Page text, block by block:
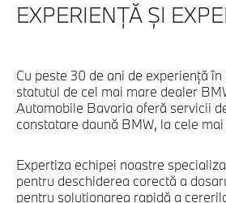
EXPERIENȚĂ ȘI
Cu peste 30 de ani de experiență
statutul de cel mai mare dealer
Automobile Bavaria oferă servicii
constatare daună BMW, la cele
Expertiza echipei noastre
pentru deschiderea corectă a
pentru soluționarea rapidă a